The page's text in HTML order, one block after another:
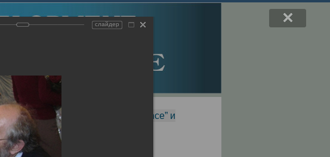
of Magnetic Resonance” и
слайдер